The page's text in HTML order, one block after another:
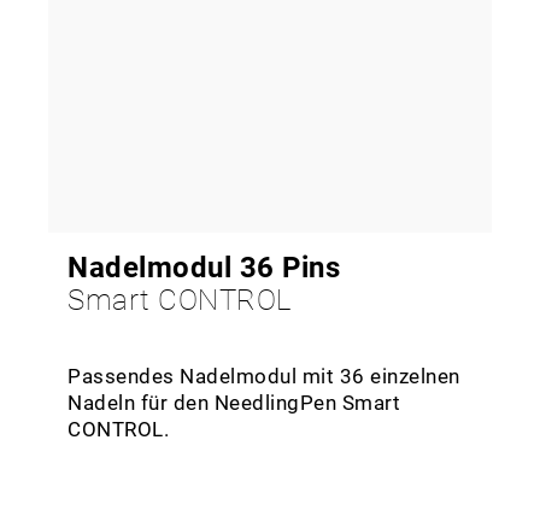
Nadelmodul 36 Pins
Smart CONTROL
Passendes Nadelmodul mit 36 einzelnen
Nadeln für den NeedlingPen Smart
CONTROL.